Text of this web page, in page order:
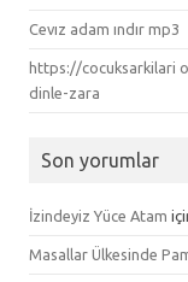
Cevız adam ındır mp3
https://cocuksarkilari
dinle-zara
Son yorumlar
İzindeyiz Yüce Atam
Masallar Ülkesinde